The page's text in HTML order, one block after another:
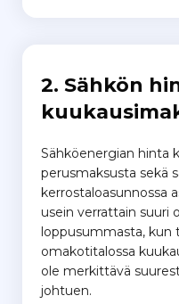
2. Sähkön
Sähköenergian hinta
perusmaksusta sekä
kerrostaloasunnossa
usein verrattain suuri
loppusummasta, kun
omakotitalossa
ole merkittävä
johtuen.